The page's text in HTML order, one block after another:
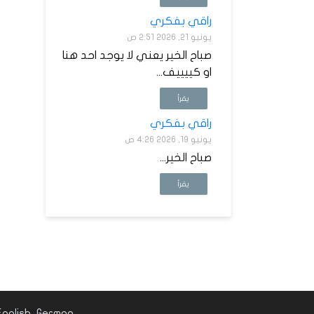
راقي بفكري
يونيو 21, 2026 2:51 ص
صباح الخير يعني لا يوجد احد هنا
او كييييف...
يقرأ
راقي بفكري
يونيو 19, 2026 4:26 ص
صباح الخير...
يقرأ